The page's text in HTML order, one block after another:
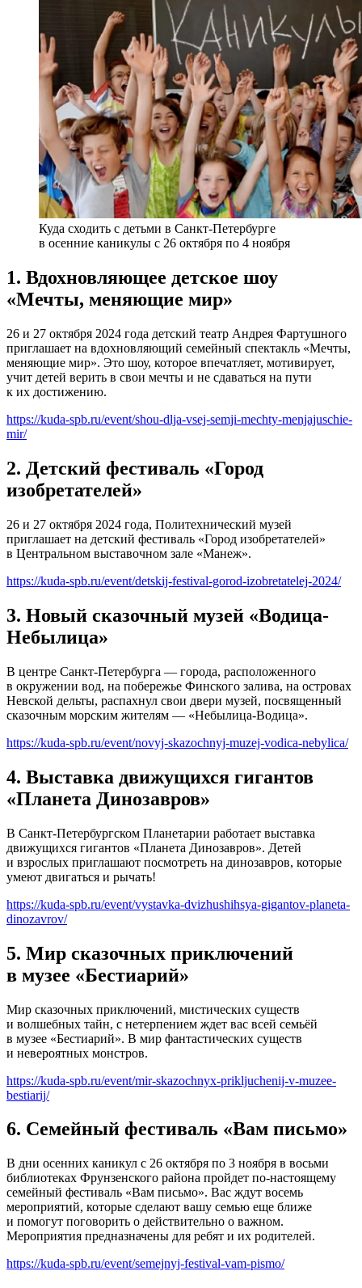
Куда сходить с детьми в Санкт-Петербурге
в осенние каникулы с 26 октября по 4 ноября
1. Вдохновляющее детское шоу
«Мечты, меняющие мир»
26 и 27 октября 2024 года детский театр Андрея Фартушного
приглашает на вдохновляющий семейный спектакль «Мечты,
меняющие мир». Это шоу, которое впечатляет, мотивирует,
учит детей верить в свои мечты и не сдаваться на пути
к их достижению.
https://kuda-spb.ru/event/shou-dlja-vsej-semji-mechty-menjajuschie-
mir/
2. Детский фестиваль «Город
изобретателей»
26 и 27 октября 2024 года, Политехнический музей
приглашает на детский фестиваль «Город изобретателей»
в Центральном выставочном зале «Манеж».
https://kuda-spb.ru/event/detskij-festival-gorod-izobretatelej-2024/
3. Новый сказочный музей «Водица-
Небылица»
В центре Санкт-Петербурга — города, расположенного
в окружении вод, на побережье Финского залива, на островах
Невской дельты, распахнул свои двери музей, посвященный
сказочным морским жителям — «Небылица-Водица».
https://kuda-spb.ru/event/novyj-skazochnyj-muzej-vodica-nebylica/
4. Выставка движущихся гигантов
«Планета Динозавров»
В Санкт-Петербургском Планетарии работает выставка
движущихся гигантов «Планета Динозавров». Детей
и взрослых приглашают посмотреть на динозавров, которые
умеют двигаться и рычать!
https://kuda-spb.ru/event/vystavka-dvizhushihsya-gigantov-planeta-
dinozavrov/
5. Мир сказочных приключений
в музее «Бестиарий»
Мир сказочных приключений, мистических существ
и волшебных тайн, с нетерпением ждет вас всей семьёй
в музее «Бестиарий». В мир фантастических существ
и невероятных монстров.
https://kuda-spb.ru/event/mir-skazochnyx-prikljuchenij-v-muzee-
bestiarij/
6. Семейный фестиваль «Вам письмо»
В дни осенних каникул с 26 октября по 3 ноября в восьми
библиотеках Фрунзенского района пройдет по-настоящему
семейный фестиваль «Вам письмо». Вас ждут восемь
мероприятий, которые сделают вашу семью еще ближе
и помогут поговорить о действительно о важном.
Мероприятия предназначены для ребят и их родителей.
https://kuda-spb.ru/event/semejnyj-festival-vam-pismo/